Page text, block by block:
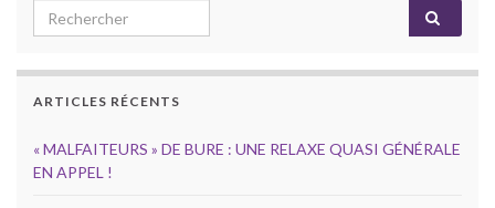
Search for:
ARTICLES RÉCENTS
« MALFAITEURS » DE BURE : UNE RELAXE QUASI GÉNÉRALE
EN APPEL !